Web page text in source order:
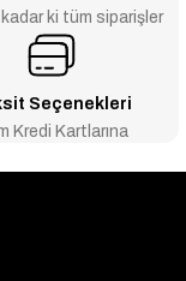
kadar ki tüm siparişler
Seçenekleri
Kredi Kartlarına